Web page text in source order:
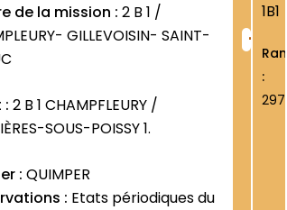
de la mission : 2 B 1 /
GILLEVOISIN- SAINT-
: 2 B 1 CHAMPFLEURY /
SOUS-POISSY 1.
: QUIMPER
: Etats périodiques du
+
1B1
Rang
:
2975